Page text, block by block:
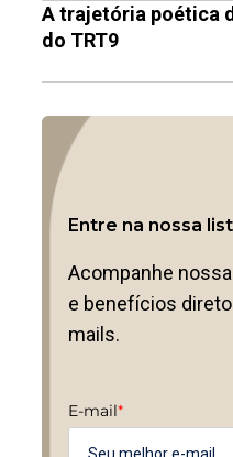
A trajetória poética
do TRT9
Entre na nossa
Acompanhe
e benefícios
mails.
E-mail*